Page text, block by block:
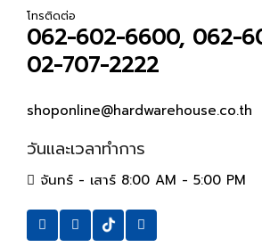
โทรติดต่อ
062-602-6600, 062-
02-707-2222
shoponline@hardwarehouse.co.th
วันและเวลาทำการ
จันทร์ - เสาร์ 8:00 AM - 5:00 PM